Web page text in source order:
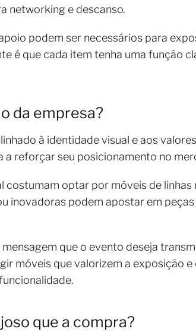
networking e descanso.
podem ser necessários para
é que cada item tenha uma função
da empresa?
à identidade visual e aos
reforçar seu posicionamento no
optar por móveis de linhas
inovadoras podem apostar em
que o evento deseja
móveis que valorizem a exposição e
que a compra?